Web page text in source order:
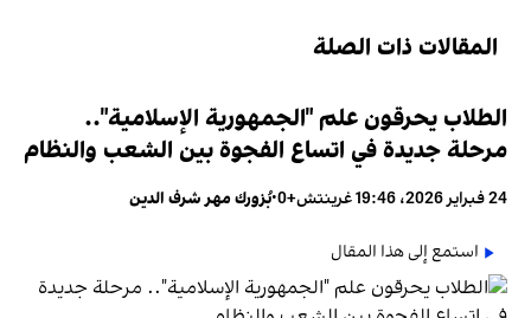
المقالات ذات الصلة
الطلاب يحرقون علم "الجمهورية الإسلامية"..
مرحلة جديدة في اتساع الفجوة بين الشعب والنظام
24 فبراير 2026، 19:46 غرينتش+0 •بُزورك مهر شرف الدين
استمع إلى هذا المقال